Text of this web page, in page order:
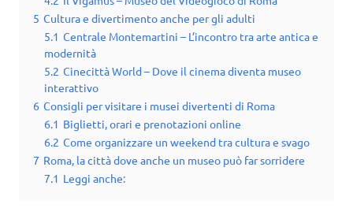
5 Cultura e divertimento anche per gli adulti
5.1 Centrale Montemartini – L’incontro tra arte antica e
modernità
5.2 Cinecittà World – Dove il cinema diventa museo
interattivo
6 Consigli per visitare i musei divertenti di Roma
6.1 Biglietti, orari e prenotazioni online
6.2 Come organizzare un weekend tra cultura e svago
7 Roma, la città dove anche un museo può far sorridere
7.1 Leggi anche: